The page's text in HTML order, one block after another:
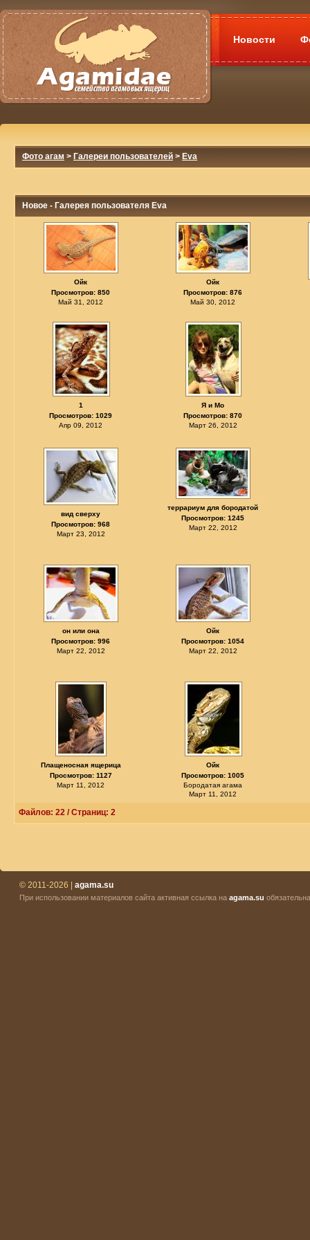
Новости
Фото агам > Галереи пользователей > Eva
Новое - Галерея пользователя Eva
Ойк
Просмотров: 850
Май 31, 2012
Ойк
Просмотров: 876
Май 30, 2012
1
Просмотров: 1029
Апр 09, 2012
Я и Мо
Просмотров: 870
Март 26, 2012
вид сверху
Просмотров: 968
Март 23, 2012
террариум для бородатой
Просмотров: 1245
Март 22, 2012
он или она
Просмотров: 996
Март 22, 2012
Ойк
Просмотров: 1054
Март 22, 2012
Плащеносная ящерица
Просмотров: 1127
Март 11, 2012
Ойк
Просмотров: 1005
Бородатая агама
Март 11, 2012
Файлов: 22 / Страниц: 2
© 2011-2026 | agama.su
При использовании материалов сайта активная ссылка на agama.su